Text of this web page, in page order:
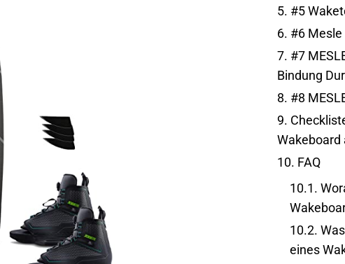
5. #5
6. #6 Mesle
7. #7
Bindung
8. #8
9.
Wakeboard
10. FAQ
10.1.
10.2.
eines